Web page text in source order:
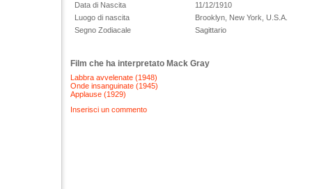
Data di Nascita
11/12/1910
Luogo di nascita
Brooklyn, New York, U.S.A.
Segno Zodiacale
Sagittario
Film che ha interpretato Mack Gray
Labbra avvelenate (1948)
Onde insanguinate (1945)
Applause (1929)
Inserisci un commento